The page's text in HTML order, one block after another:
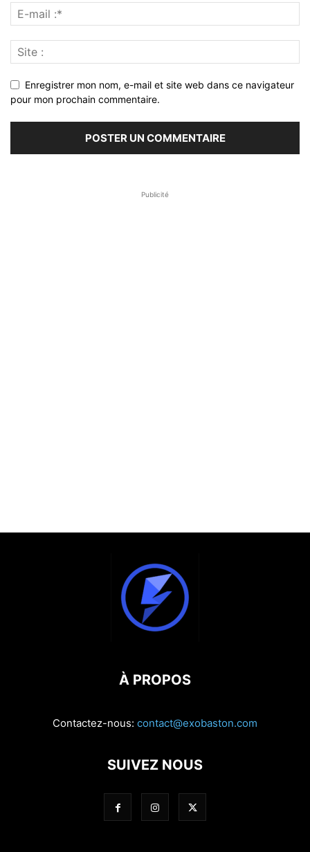
Enregistrer mon nom, e-mail et site web dans ce navigateur
pour mon prochain commentaire.
Publicité
À PROPOS
Contactez-nous: contact@exobaston.com
SUIVEZ NOUS